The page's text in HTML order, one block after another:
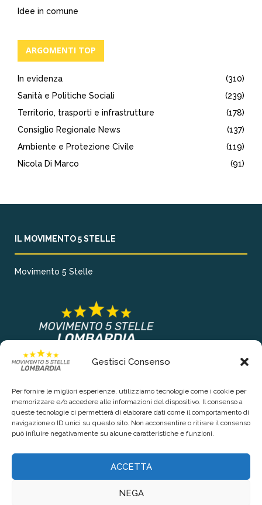
Gestisci Consenso
Per fornire le migliori esperienze, utilizziamo tecnologie come i cookie per
memorizzare e/o accedere alle informazioni del dispositivo. Il consenso a
queste tecnologie ci permetterà di elaborare dati come il comportamento di
navigazione o ID unici su questo sito. Non acconsentire o ritirare il consenso
può influire negativamente su alcune caratteristiche e funzioni.
ACCETTA
NEGA
Idee in comune
ARGOMENTI TOP
In evidenza
(310)
Sanità e Politiche Sociali
(239)
Territorio, trasporti e infrastrutture
(178)
Consiglio Regionale News
(137)
Ambiente e Protezione Civile
(119)
Nicola Di Marco
(91)
IL MOVIMENTO 5 STELLE
Movimento 5 Stelle
COLLEGAMENTI PRINCIPALI
Contattaci
Privacy Policy